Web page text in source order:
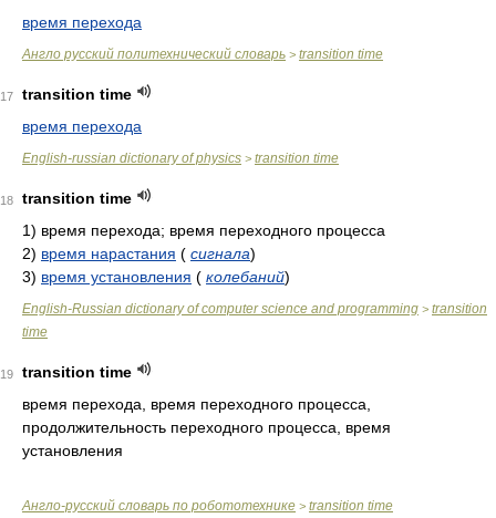
время перехода
Англо русский политехнический словарь > transition time
17
transition time
время перехода
English-russian dictionary of physics > transition time
18
transition time
1) время перехода; время переходного процесса
2) время нарастания ( сигнала)
3) время установления ( колебаний)
English-Russian dictionary of computer science and programming > transition
time
19
transition time
время перехода, время переходного процесса,
продолжительность переходного процесса, время
установления
Англо-русский словарь по робототехнике > transition time